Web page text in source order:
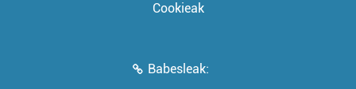
Cookieak
Babesleak: